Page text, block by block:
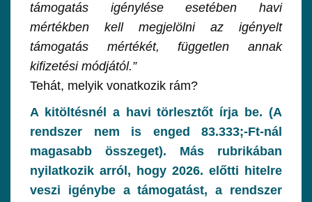
támogatás igénylése esetében havi
mértékben kell megjelölni az igényelt
támogatás mértékét, független annak
kifizetési módjától.”
Tehát, melyik vonatkozik rám?
A kitöltésnél a havi törlesztőt írja be. (A
rendszer nem is enged 83.333;-Ft-nál
magasabb összeget). Más rubrikában
nyilatkozik arról, hogy 2026. előtti hitelre
veszi igénybe a támogatást, a rendszer